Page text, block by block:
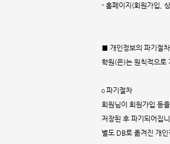
- 홈페이지(회원가입,
■ 개인정보의 파기절
학원(은)는 원칙적으로
ο 파기절차
회원님이 회원가입 등
저장된 후 파기되어집니
별도 DB로 옮겨진 개